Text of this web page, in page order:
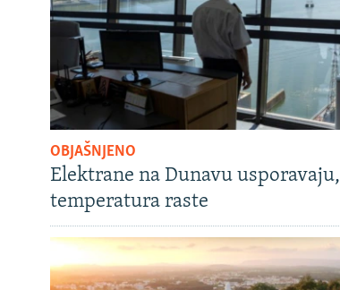
OBJAŠNJENO
Elektrane na Dunavu usporavaju,
temperatura raste